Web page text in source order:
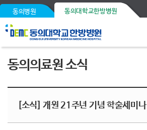
동의병원 동의대학교한방병원
동의의료원 소식
[소식] 개원 21주년 기념 학술세미나